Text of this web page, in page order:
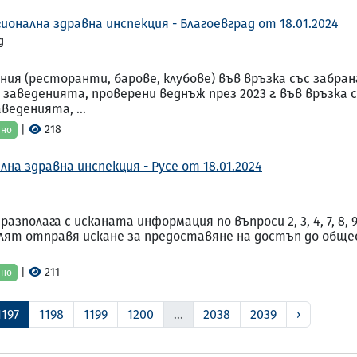
здравна инспекция - Благоевград от 18.01.2024
(ресторанти, барове, клубове) във връзка със
проверени веднъж през 2023 г. във
...
218
здравна инспекция - Русе от 18.01.2024
с исканата информация по въпроси 2, 3, 4, 7, 8,
отправя искане за предоставяне на достъп до
211
1198 1199 1200 ... 2038 2039 ›